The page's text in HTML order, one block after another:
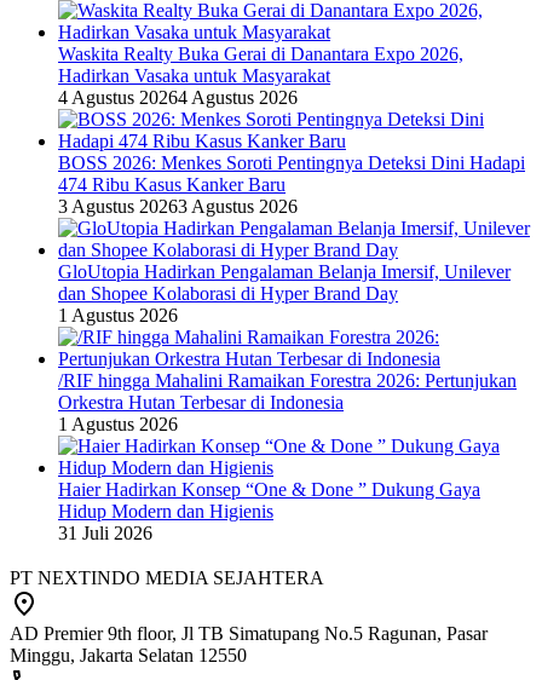
Waskita Realty Buka Gerai di Danantara Expo 2026,
Hadirkan Vasaka untuk Masyarakat
4 Agustus 20264 Agustus 2026
BOSS 2026: Menkes Soroti Pentingnya Deteksi Dini Hadapi
474 Ribu Kasus Kanker Baru
3 Agustus 20263 Agustus 2026
GloUtopia Hadirkan Pengalaman Belanja Imersif, Unilever
dan Shopee Kolaborasi di Hyper Brand Day
1 Agustus 2026
/RIF hingga Mahalini Ramaikan Forestra 2026: Pertunjukan
Orkestra Hutan Terbesar di Indonesia
1 Agustus 2026
Haier Hadirkan Konsep “One & Done ” Dukung Gaya
Hidup Modern dan Higienis
31 Juli 2026
PT NEXTINDO MEDIA SEJAHTERA
AD Premier 9th floor, Jl TB Simatupang No.5 Ragunan, Pasar
Minggu, Jakarta Selatan 12550